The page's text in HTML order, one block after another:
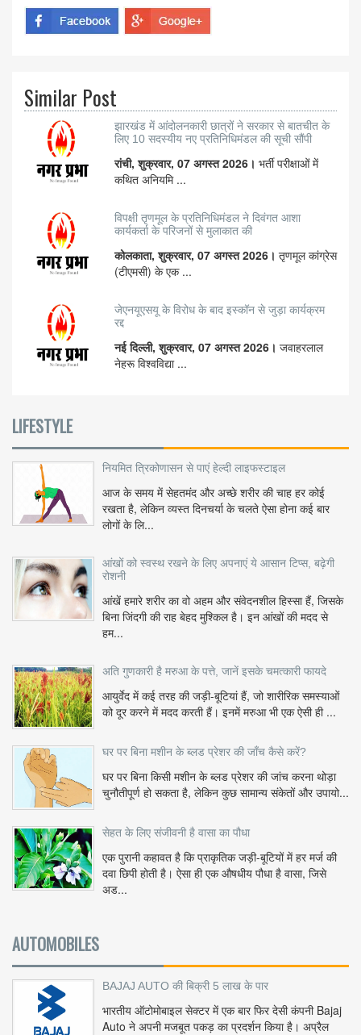
Similar Post
झारखंड में आंदोलनकारी छात्रों ने सरकार से बातचीत के
लिए 10 सदस्यीय नए प्रतिनिधिमंडल की सूची सौंपी
रांची, शुक्रवार, 07 अगस्त 2026। भर्ती परीक्षाओं में
कथित अनियमि ...
विपक्षी तृणमूल के प्रतिनिधिमंडल ने दिवंगत आशा
कार्यकर्ता के परिजनों से मुलाकात की
कोलकाता, शुक्रवार, 07 अगस्त 2026। तृणमूल कांग्रेस
(टीएमसी) के एक ...
जेएनयूएसयू के विरोध के बाद इस्कॉन से जुड़ा कार्यक्रम
रद्द
नई दिल्ली, शुक्रवार, 07 अगस्त 2026। जवाहरलाल
नेहरू विश्वविद्या ...
LIFESTYLE
नियमित त्रिकोणासन से पाएं हेल्दी लाइफस्टाइल
आज के समय में सेहतमंद और अच्छे शरीर की चाह हर कोई
रखता है, लेकिन व्यस्त दिनचर्या के चलते ऐसा होना कई बार
लोगों के लि...
आंखों को स्वस्थ रखने के लिए अपनाएं ये आसान टिप्स, बढ़ेगी
रोशनी
आंखें हमारे शरीर का वो अहम और संवेदनशील हिस्सा हैं, जिसके
बिना जिंदगी की राह बेहद मुश्किल है। इन आंखों की मदद से
हम...
अति गुणकारी है मरुआ के पत्ते, जानें इसके चमत्कारी फायदे
आयुर्वेद में कई तरह की जड़ी-बूटियां हैं, जो शारीरिक समस्याओं
को दूर करने में मदद करती हैं। इनमें मरुआ भी एक ऐसी ही ...
घर पर बिना मशीन के ब्लड प्रेशर की जाँच कैसे करें?
घर पर बिना किसी मशीन के ब्लड प्रेशर की जांच करना थोड़ा
चुनौतीपूर्ण हो सकता है, लेकिन कुछ सामान्य संकेतों और उपायो...
सेहत के लिए संजीवनी है वासा का पौधा
एक पुरानी कहावत है कि प्राकृतिक जड़ी-बूटियों में हर मर्ज की
दवा छिपी होती है। ऐसा ही एक औषधीय पौधा है वासा, जिसे
अड...
AUTOMOBILES
BAJAJ AUTO की बिक्री 5 लाख के पार
भारतीय ऑटोमोबाइल सेक्टर में एक बार फिर देसी कंपनी Bajaj
Auto ने अपनी मजबूत पकड़ का प्रदर्शन किया है। अप्रैल